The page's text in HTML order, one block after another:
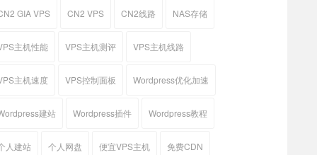
GIA VPS CN2 VPS CN2线路 NAS存储
主机性能 VPS主机测评 VPS主机线路
主机速度 VPS控制面板 Wordpress优化加速
建站 Wordpress插件 Wordpress教程
人建站 个人网盘 便宜VPS主机 免费CDN